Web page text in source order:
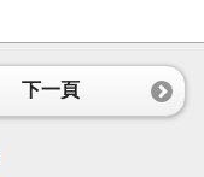
下一頁